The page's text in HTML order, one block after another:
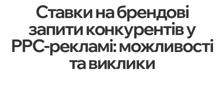
Ставки на брендові
запити конкурентів у
PPC-рекламі: можливості
та виклики